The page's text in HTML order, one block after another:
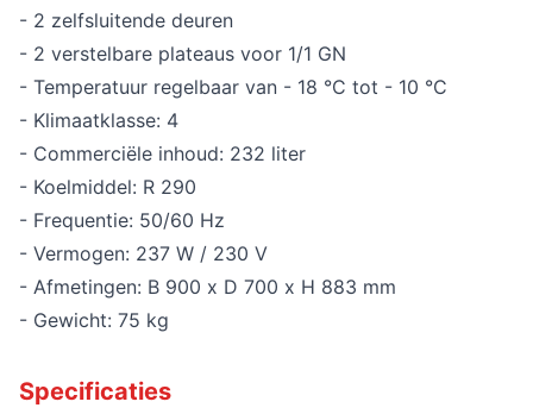
- 2 zelfsluitende deuren
- 2 verstelbare plateaus voor 1/1 GN
- Temperatuur regelbaar van - 18 °C tot - 10 °C
- Klimaatklasse: 4
- Commerciële inhoud: 232 liter
- Koelmiddel: R 290
- Frequentie: 50/60 Hz
- Vermogen: 237 W / 230 V
- Afmetingen: B 900 x D 700 x H 883 mm
- Gewicht: 75 kg
Specificaties